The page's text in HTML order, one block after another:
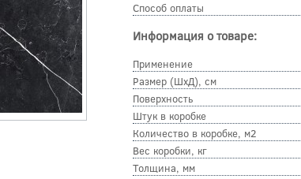
Способ оплаты
Информация о товаре:
Применение
Размер (ШхД), см
Поверхность
Штук в коробке
Количество в коробке, м2
Вес коробки, кг
Толщина, мм